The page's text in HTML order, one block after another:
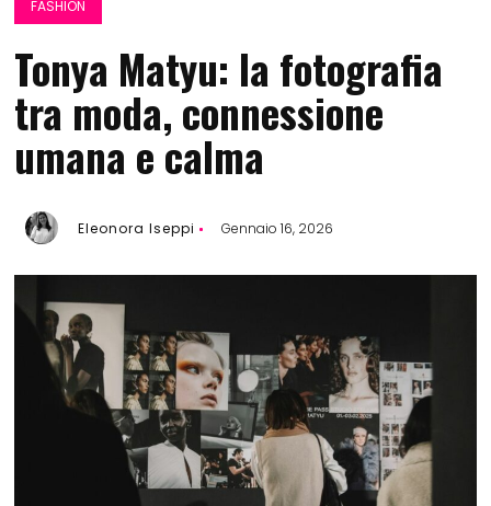
FASHION
Tonya Matyu: la fotografia
tra moda, connessione
umana e calma
Eleonora Iseppi Gennaio 16, 2026